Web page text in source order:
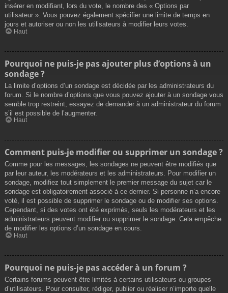
insérer en modifiant, lors du vote, le nombre des « Options par
utilisateur ». Vous pouvez également spécifier une limite de temps en
jours et autoriser ou non les utilisateurs à modifier leurs votes.
Haut
Pourquoi ne puis-je pas ajouter plus d’options à un
sondage ?
La limite d’options d’un sondage est décidée par les administrateurs du
forum. Si le nombre d’options que vous pouvez ajouter à un sondage vous
semble trop restreint, essayez de demander à un administrateur du forum
s’il est possible de l’augmenter.
Haut
Comment puis-je modifier ou supprimer un sondage ?
Comme pour les messages, les sondages ne peuvent être modifiés que
par leur auteur, les modérateurs et les administrateurs. Pour modifier un
sondage, modifiez tout simplement le premier message du sujet car le
sondage est obligatoirement associé à ce dernier. Si personne n’a encore
voté, il est possible de supprimer le sondage ou de modifier ses options.
Cependant, si des votes ont été exprimés, seuls les modérateurs et les
administrateurs peuvent modifier ou supprimer le sondage. Cela empêche
de modifier les options d’un sondage en cours.
Haut
Pourquoi ne puis-je pas accéder à un forum ?
Certains forums peuvent être limités à certains utilisateurs ou groupes
d’utilisateurs. Pour consulter, rédiger, publier ou réaliser n’importe quelle